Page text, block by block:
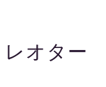
オター